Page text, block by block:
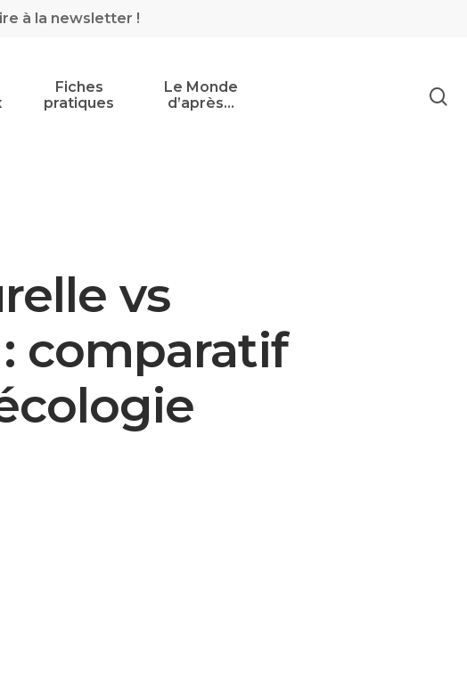
à la newsletter !
Fiches
pratiques
Le Monde
d’après…
vs
comparatif